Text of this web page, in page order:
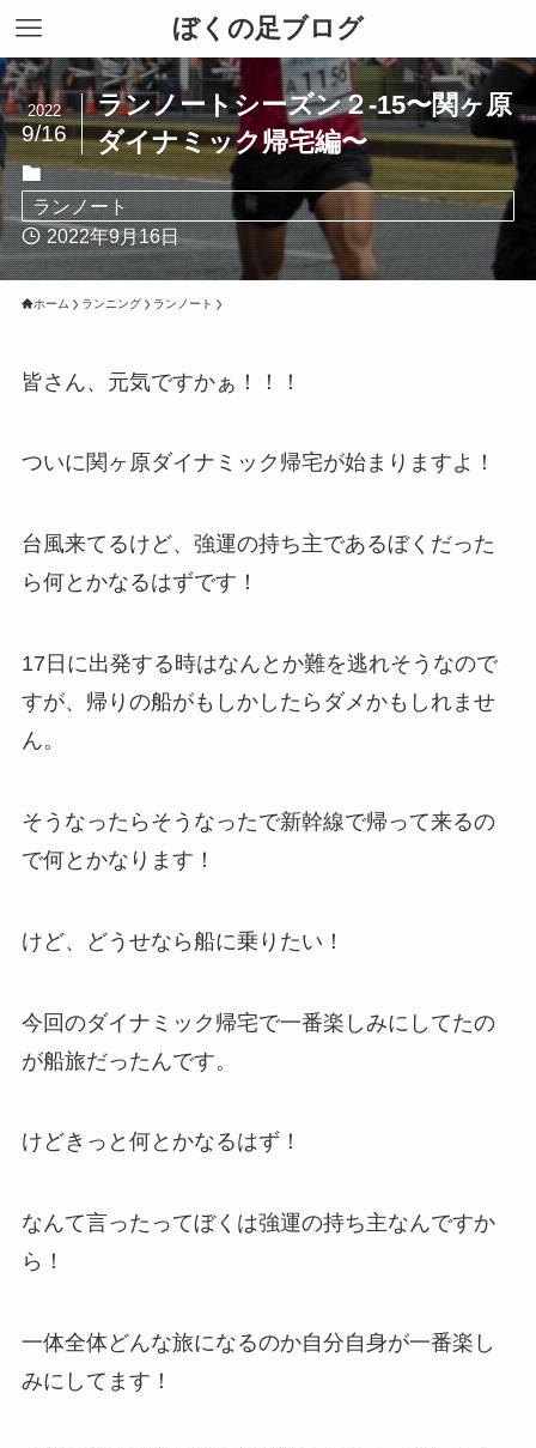
ぼくの足ブログ
ランノートシーズン２-15〜関ヶ原
ダイナミック帰宅編〜
2022
9/16
ランノート
2022年9月16日
ホーム ランニング ランノート
皆さん、元気ですかぁ！！！
ついに関ヶ原ダイナミック帰宅が始まりますよ！
台風来てるけど、強運の持ち主であるぼくだった
ら何とかなるはずです！
17日に出発する時はなんとか難を逃れそうなので
すが、帰りの船がもしかしたらダメかもしれませ
ん。
そうなったらそうなったで新幹線で帰って来るの
で何とかなります！
けど、どうせなら船に乗りたい！
今回のダイナミック帰宅で一番楽しみにしてたの
が船旅だったんです。
けどきっと何とかなるはず！
なんて言ったってぼくは強運の持ち主なんですか
ら！
一体全体どんな旅になるのか自分自身が一番楽し
みにしてます！